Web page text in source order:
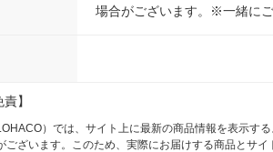
場合がございます。※一緒に
】
）では、サイト上に最新の商品情報を表示す
ございます。このため、実際にお届けする商品とサ